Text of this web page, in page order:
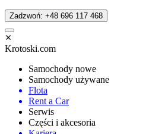
Zadzwoń: +48 696 117 468
Krotoski.com
Samochody nowe
Samochody używane
Flota
Rent a Car
Serwis
Części i akcesoria